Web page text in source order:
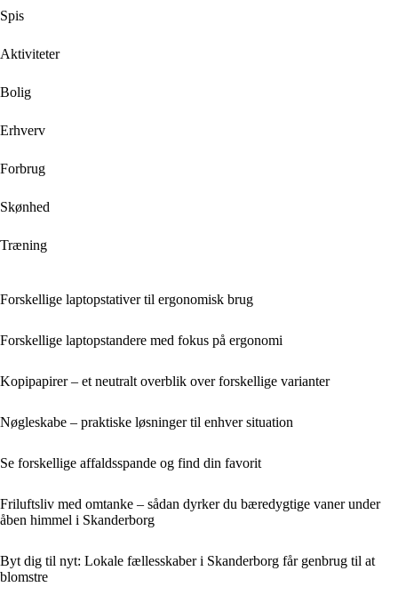
Spis
Aktiviteter
Bolig
Erhverv
Forbrug
Skønhed
Træning
Forskellige laptopstativer til ergonomisk brug
Forskellige laptopstandere med fokus på ergonomi
Kopipapirer – et neutralt overblik over forskellige varianter
Nøgleskabe – praktiske løsninger til enhver situation
Se forskellige affaldsspande og find din favorit
Friluftsliv med omtanke – sådan dyrker du bæredygtige vaner under
åben himmel i Skanderborg
Byt dig til nyt: Lokale fællesskaber i Skanderborg får genbrug til at
blomstre